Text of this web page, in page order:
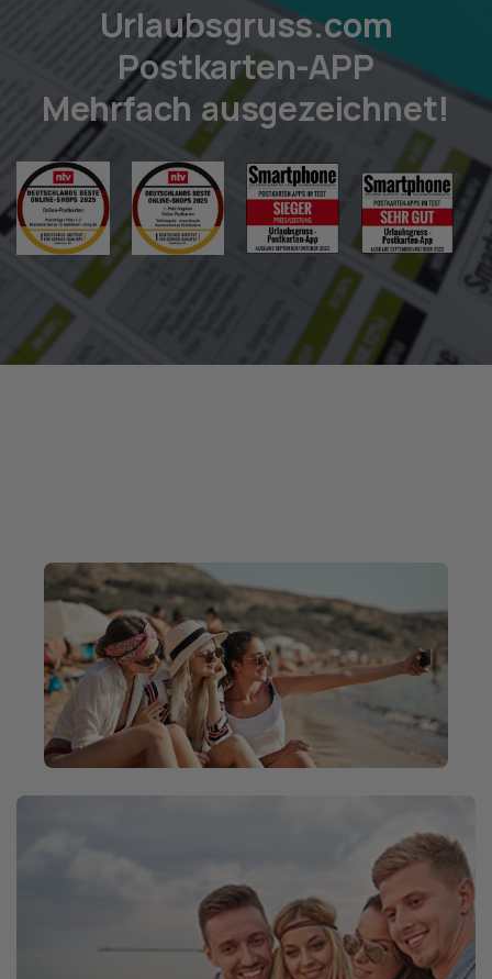
Urlaubsgruss.com
Postkarten-APP
Mehrfach ausgezeichnet!